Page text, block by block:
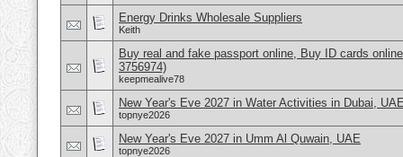
Energy Drinks Wholesale Suppliers
Keith
Buy real and fake passport online, Buy ID cards
3756974)
keepmealive78
New Year's Eve 2027 in Water Activities in Dubai,
topnye2026
New Year's Eve 2027 in Umm Al Quwain, UAE
topnye2026